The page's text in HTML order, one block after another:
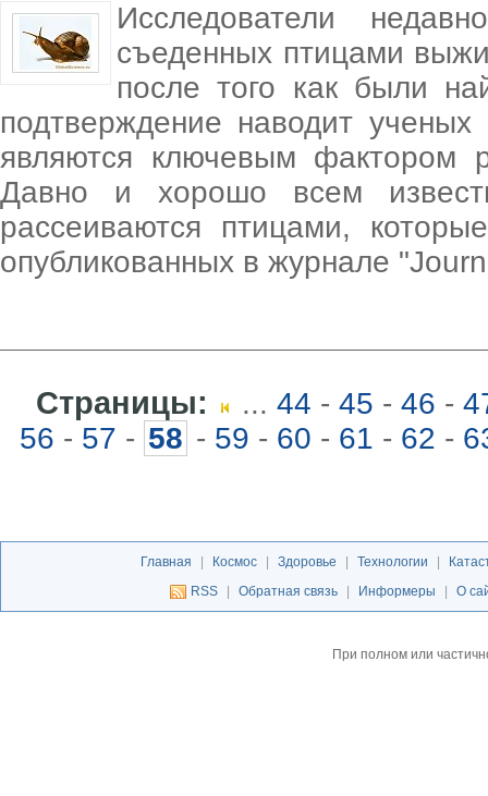
Исследователи
съеденных птицами
после того как были
подтверждение наводит
являются ключевым фактором
Давно и хорошо всем
рассеиваются птицами,
опубликованных в журнале
Страницы: ... 44 - 45 - 46 -
56 - 57 - 58 - 59 - 60 - 61 - 62 -
Главная Космос Здоровье Технологии
RSS
Обратная связь Информеры О
При полном или